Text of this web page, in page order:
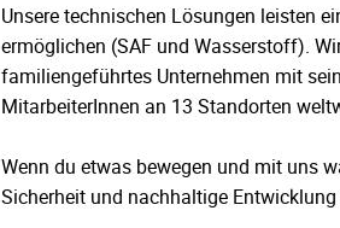
Unsere technischen Lösungen leisten
ermöglichen (SAF und Wasserstoff).
familiengeführtes Unternehmen mit
MitarbeiterInnen an 13 Standorten
Wenn du etwas bewegen und mit uns
Sicherheit und nachhaltige